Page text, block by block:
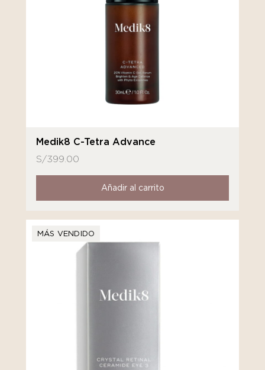
Medik8 C-Tetra Advance
S/399.00
Añadir al carrito
MÁS VENDIDO